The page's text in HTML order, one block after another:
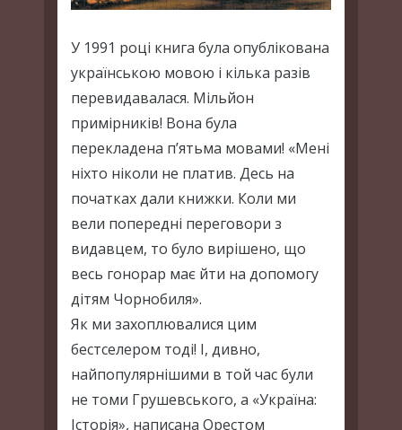
У 1991 році книга була опублікована
українською мовою і кілька разів
перевидавалася. Мільйон
примірників! Вона була
перекладена п’ятьма мовами! «Мені
ніхто ніколи не платив. Десь на
початках дали книжки. Коли ми
вели попередні переговори з
видавцем, то було вирішено, що
весь гонорар має йти на допомогу
дітям Чорнобиля».
Як ми захоплювалися цим
бестселером тоді! І, дивно,
найпопулярнішими в той час були
не томи Грушевського, а «Україна:
Історія», написана Орестом